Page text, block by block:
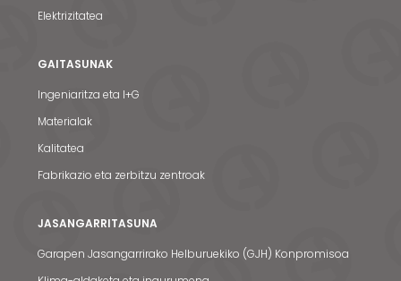
Elektrizitatea
GAITASUNAK
Ingeniaritza eta I+G
Materialak
Kalitatea
Fabrikazio eta zerbitzu zentroak
JASANGARRITASUNA
Garapen Jasangarrirako Helburuekiko (GJH) Konpromisoa